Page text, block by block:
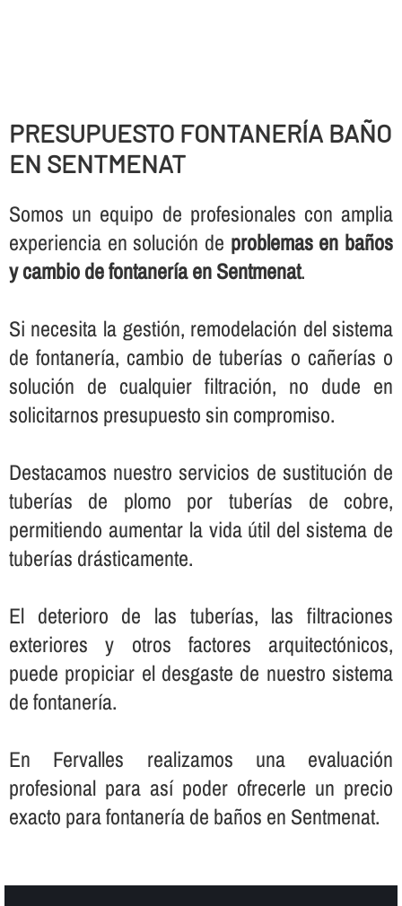
PRESUPUESTO FONTANERÍ­A BAÑO
EN SENTMENAT
Somos un equipo de profesionales con amplia
experiencia en solución de problemas en baños
y cambio de fontanerí­a en Sentmenat.
Si necesita la gestión, remodelación del sistema
de fontanerí­a, cambio de tuberí­as o cañerí­as o
solución de cualquier filtración, no dude en
solicitarnos presupuesto sin compromiso.
Destacamos nuestro servicios de sustitución de
tuberí­as de plomo por tuberí­as de cobre,
permitiendo aumentar la vida útil del sistema de
tuberí­as drásticamente.
El deterioro de las tuberí­as, las filtraciones
exteriores y otros factores arquitectónicos,
puede propiciar el desgaste de nuestro sistema
de fontanerí­a.
En Fervalles realizamos una evaluación
profesional para así­ poder ofrecerle un precio
exacto para fontanerí­a de baños en Sentmenat.